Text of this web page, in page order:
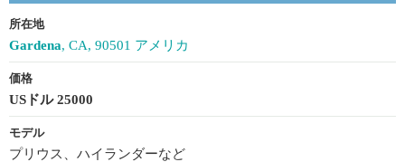
所在地
Gardena, CA, 90501 アメリカ
価格
USドル 25000
モデル
プリウス、ハイランダーなど